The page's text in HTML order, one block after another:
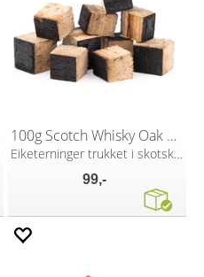
100g Scotch Whisky Oak Wood Cubes
Eiketerninger trukket i skotsk whisky
99,-